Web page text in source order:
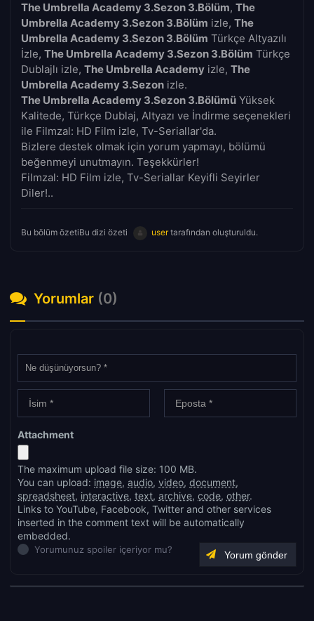
The Umbrella Academy 3.Sezon 3.Bölüm, The
Umbrella Academy 3.Sezon 3.Bölüm izle, The
Umbrella Academy 3.Sezon 3.Bölüm Türkçe Altyazılı
İzle, The Umbrella Academy 3.Sezon 3.Bölüm Türkçe
Dublajlı izle, The Umbrella Academy izle, The
Umbrella Academy 3.Sezon izle.
The Umbrella Academy 3.Sezon 3.Bölümü Yüksek
Kalitede, Türkçe Dublaj, Altyazı ve İndirme seçenekleri
ile Filmzal: HD Film izle, Tv-Seriallar'da.
Bizlere destek olmak için yorum yapmayı, bölümü
beğenmeyi unutmayın. Teşekkürler!
Filmzal: HD Film izle, Tv-Seriallar Keyifli Seyirler
Diler!..
Bu bölüm özetiBu dizi özeti usertarafından oluşturuldu.
Yorumlar (0)
Attachment
The maximum upload file size: 100 MB.
You can upload: image, audio, video, document,
spreadsheet, interactive, text, archive, code, other.
Links to YouTube, Facebook, Twitter and other services
inserted in the comment text will be automatically
embedded.
Yorumunuz spoiler içeriyor mu?